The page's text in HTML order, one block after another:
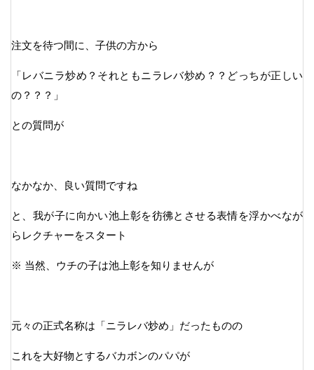
注文を待つ間に、子供の方から
「レバニラ炒め？それともニラレバ炒め？？どっちが正しい
の？？？」
との質問が
なかなか、良い質問ですね
と、我が子に向かい池上彰を彷彿とさせる表情を浮かべなが
らレクチャーをスタート
※ 当然、ウチの子は池上彰を知りませんが
元々の正式名称は「ニラレバ炒め」だったものの
これを大好物とするバカボンのパパが